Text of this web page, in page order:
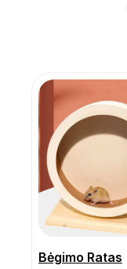
Bėgimo Ratas